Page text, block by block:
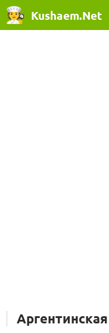
Kushaem.Net
Аргентинская